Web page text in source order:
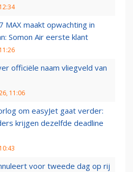
MAX maakt opwachting in
Somon Air eerste klant
officiële naam vliegveld van
11:06
om easyJet gaat verder:
krijgen dezelfde deadline
voor tweede dag op rij